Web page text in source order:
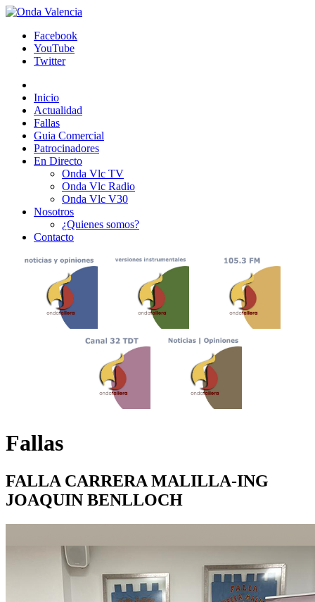
Facebook
YouTube
Twitter
Inicio
Actualidad
Fallas
Guia Comercial
Patrocinadores
En Directo
Onda Vlc TV
Onda Vlc Radio
Onda Vlc V30
Nosotros
¿Quienes somos?
Contacto
Fallas
FALLA CARRERA MALILLA-ING
JOAQUIN BENLLOCH